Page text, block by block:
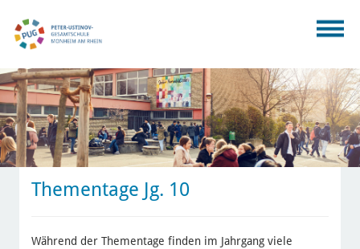
Thementage Jg. 10
Während der Thementage finden im Jahrgang viele